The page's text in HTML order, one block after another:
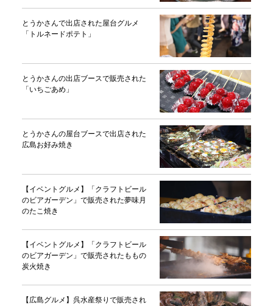
とうかさんで出店された屋台グルメ
「トルネードポテト」
とうかさんの出店ブースで販売された
「いちごあめ」
とうかさんの屋台ブースで出店された
広島お好み焼き
【イベントグルメ】「クラフトビール
のビアガーデン」で販売された夢味月
のたこ焼き
【イベントグルメ】「クラフトビール
のビアガーデン」で販売されたももの
炭火焼き
【広島グルメ】呉水産祭りで販売され